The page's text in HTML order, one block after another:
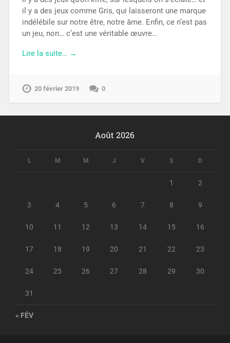
il y a des jeux comme Gris, qui laisseront une marque
indélébile sur notre être, notre âme. Enfin, ce n’est pas
un jeu, non… c’est une véritable œuvre…
Lire la suite… →
20 février 2019 0
Août 2026
L M M J V S D
1 2
3 4 5 6 7 8 9
10 11 12 13 14 15 16
17 18 19 20 21 22 23
24 25 26 27 28 29 30
31
« FÉV